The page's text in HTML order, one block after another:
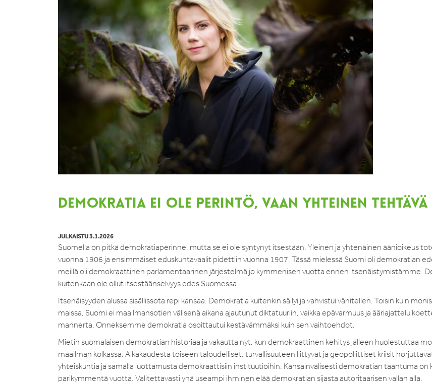
DEMOKRATIA EI OLE PERINTÖ, VAAN YHTEINEN TEHTÄVÄ
JULKAISTU 3.1.2026
Suomella on pitkä demokratiaperinne, mutta se ei ole syntynyt itsestään. Yleinen ja yhtenäinen äänioikeus
vuonna 1906 ja ensimmäiset eduskuntavaalit pidettiin vuonna 1907. Tässä mielessä Suomi oli demokratian
meillä oli demokraattinen parlamentaarinen järjestelmä jo kymmenisen vuotta ennen itsenäistymistämme.
kuitenkaan ole ollut itsestäänselvyys edes Suomessa.
Itsenäisyyden alussa sisällissota repi kansaa. Demokratia kuitenkin säilyi ja vahvistui vähitellen. Toisin kuin
maissa, Suomi ei maailmansotien välisenä aikana ajautunut diktatuuriin, vaikka epävarmuus ja ääriajattelu
mannerta. Onneksemme demokratia osoittautui kestävämmäksi kuin sen vaihtoehdot.
Mietin suomalaisen demokratian historiaa ja vakautta nyt, kun demokraattinen kehitys jälleen huolestuttaa
maailman kolkassa. Aikakaudesta toiseen taloudelliset, turvallisuuteen liittyvät ja geopoliittiset kriisit
yhteiskuntia ja samalla luottamusta demokraattisiin instituutioihin. Kansainvälisesti demokratian taantuma on
parikymmentä vuotta. Valitettavasti yhä useampi ihminen elää demokratian sijasta autoritaarisen vallan alla.